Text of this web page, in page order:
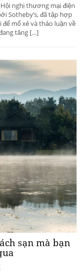
nghị thương mại điện
Sotheby’s, đã tập hợp
mổ xẻ và thảo luận về
tăng […]
sạn mà bạn